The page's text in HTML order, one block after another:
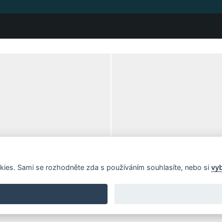
Sami se rozhodněte zda s používáním souhlasíte, nebo si